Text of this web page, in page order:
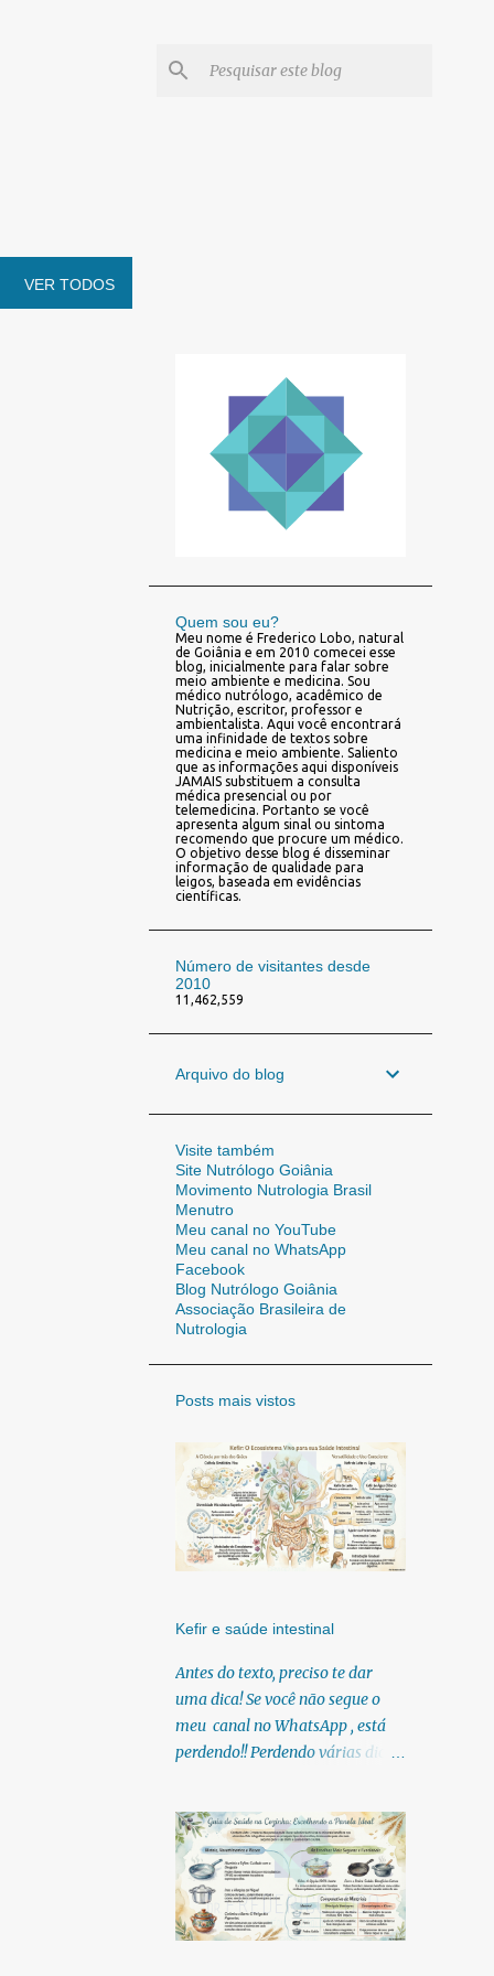
VER TODOS
Quem sou eu?
Meu nome é Frederico Lobo, natural
de Goiânia e em 2010 comecei esse
blog, inicialmente para falar sobre
meio ambiente e medicina. Sou
médico nutrólogo, acadêmico de
Nutrição, escritor, professor e
ambientalista. Aqui você encontrará
uma infinidade de textos sobre
medicina e meio ambiente. Saliento
que as informações aqui disponíveis
JAMAIS substituem a consulta
médica presencial ou por
telemedicina. Portanto se você
apresenta algum sinal ou sintoma
recomendo que procure um médico.
O objetivo desse blog é disseminar
informação de qualidade para
leigos, baseada em evidências
científicas.
Número de visitantes desde
2010
11,462,559
Arquivo do blog
Visite também
Site Nutrólogo Goiânia
Movimento Nutrologia Brasil
Menutro
Meu canal no YouTube
Meu canal no WhatsApp
Facebook
Blog Nutrólogo Goiânia
Associação Brasileira de
Nutrologia
Posts mais vistos
Kefir e saúde intestinal
Antes do texto, preciso te dar
uma dica! Se você não segue o
meu canal no WhatsApp , está
perdendo!! Perdendo várias dicas,
infográficos, o link para
download dos meus e-books.
Para acessar clique no link:
https://whatsapp.com/channel/0
029Vb6U4AqKgsNzkBhubA40